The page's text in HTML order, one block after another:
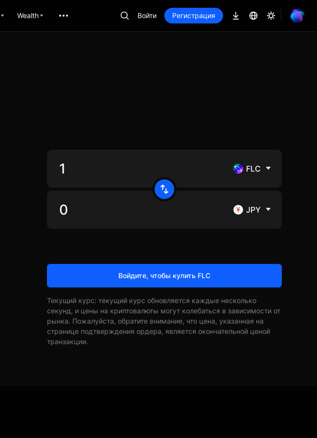
Wealth Войти Регистрация
FLC
JPY
Войдите, чтобы купить FLC
Текущий курс: текущий курс обновляется каждые несколько
секунд, и цены на криптовалюты могут колебаться в зависимости от
рынка. Пожалуйста, обратите внимание, что цена, указанная на
странице подтверждения ордера, является окончательной ценой
транзакции.